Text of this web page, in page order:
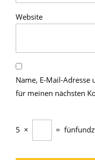
Website
Name, E-Mail-
für meinen nächsten
5 × =